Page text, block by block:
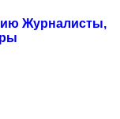
Журналисты,